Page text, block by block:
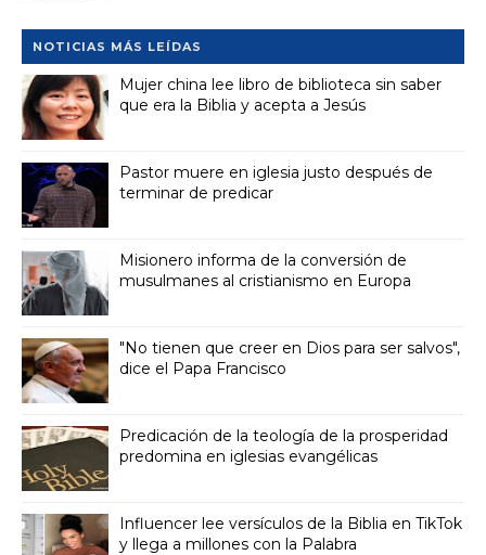
NOTICIAS MÁS LEÍDAS
Mujer china lee libro de biblioteca sin saber
que era la Biblia y acepta a Jesús
Pastor muere en iglesia justo después de
terminar de predicar
Misionero informa de la conversión de
musulmanes al cristianismo en Europa
"No tienen que creer en Dios para ser salvos",
dice el Papa Francisco
Predicación de la teología de la prosperidad
predomina en iglesias evangélicas
Influencer lee versículos de la Biblia en TikTok
y llega a millones con la Palabra